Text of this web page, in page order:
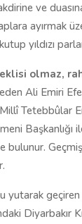
ve
ayırmak
yıldızı
olmaz,
Ali Emiri
Tetebbûlar
Başkanlığı
bulunur.
yutarak
Diyarbakır